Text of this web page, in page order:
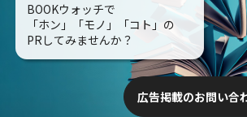
BOOKウォッチで
「ホン」「モノ」「コト」の
PRしてみませんか？
広告掲載のお問い合